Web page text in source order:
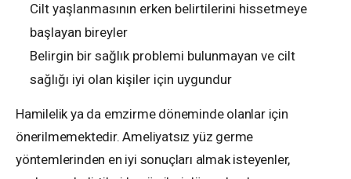
Cilt yaşlanmasının erken belirtilerini hissetmeye
başlayan bireyler
Belirgin bir sağlık problemi bulunmayan ve cilt
sağlığı iyi olan kişiler için uygundur
Hamilelik ya da emzirme döneminde olanlar için
önerilmemektedir. Ameliyatsız yüz germe
yöntemlerinden en iyi sonuçları almak isteyenler,